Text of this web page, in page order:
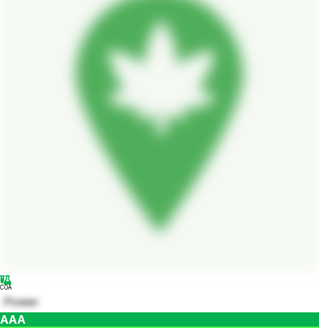
COA
Power
AAA